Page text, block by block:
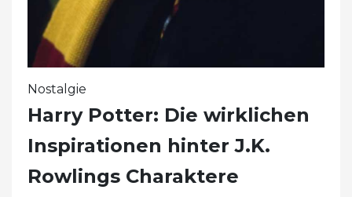
Nostalgie
Harry Potter: Die wirklichen
Inspirationen hinter J.K.
Rowlings Charaktere